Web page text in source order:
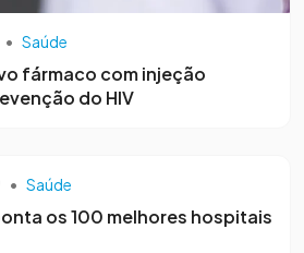
• Saúde
fármaco com injeção
do HIV
• Saúde
os 100 melhores hospitais